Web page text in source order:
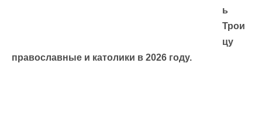
ь
Трои
цу
православные и католики в 2026 году.